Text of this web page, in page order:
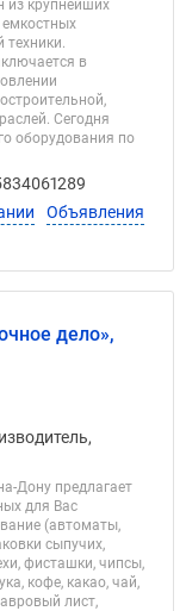
крупнейших
техники.
в
Сегодня
оборудования по
Объявления
дело»,
Дону предлагает
для Вас
(автоматы,
сыпучих,
фисташки, чипсы,
кофе, какао, чай,
лист,